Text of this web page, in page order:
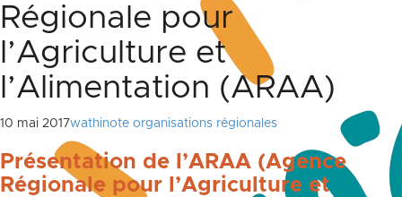
Régionale pour
l’Agriculture et
l’Alimentation (ARAA)
10 mai 2017wathinote organisations régionales
Présentation de l’ARAA (Agence
Régionale pour l’Agriculture et